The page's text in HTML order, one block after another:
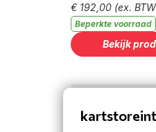
€ 192,00 (ex.
Beperkte voorraad
Bekijk